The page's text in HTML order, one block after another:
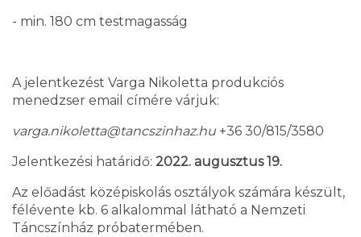
- min. 180 cm testmagasság
A jelentkezést Varga Nikoletta produkciós
menedzser email címére várjuk:
varga.nikoletta@tancszinhaz.hu +36 30/815/3580
Jelentkezési határidő: 2022. augusztus 19.
Az előadást középiskolás osztályok számára készült,
félévente kb. 6 alkalommal látható a Nemzeti
Táncszínház próbatermében.